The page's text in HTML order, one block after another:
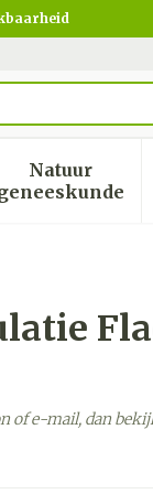
categorie
en
voor
Natuur
Toon
of e-mail, dan